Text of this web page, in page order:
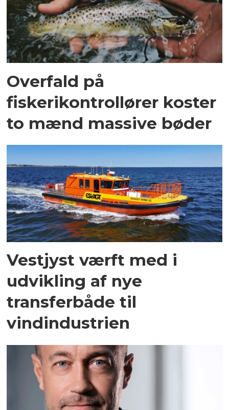
Overfald på
fiskerikontrollører koster
to mænd massive bøder
Vestjyst værft med i
udvikling af nye
transferbåde til
vindindustrien